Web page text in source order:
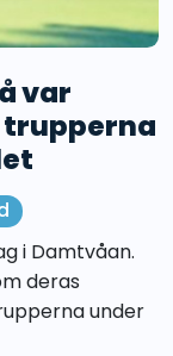
var
trupperna
i Damtvåan.
deras
under